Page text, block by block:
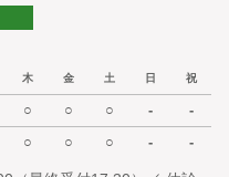
木 金 土 日 祝
○ ○ ○ - -
○ ○ ○ - -